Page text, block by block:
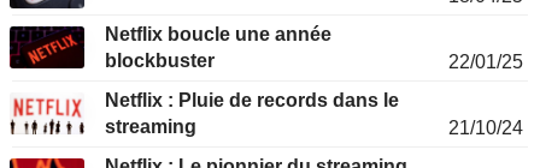
Netflix boucle une année
blockbuster
22/01/25
Netflix : Pluie de records dans le
streaming
21/10/24